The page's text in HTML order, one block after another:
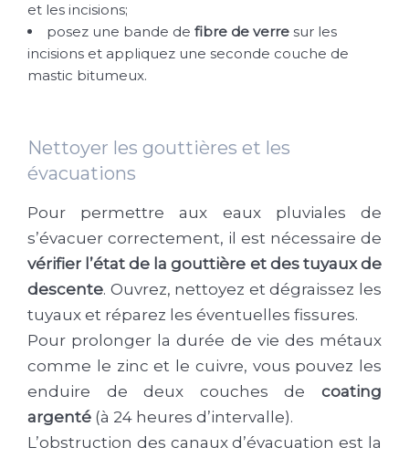
et les incisions;
posez une bande de fibre de verre sur les
incisions et appliquez une seconde couche de
mastic bitumeux.
Nettoyer les gouttières et les
évacuations
Pour permettre aux eaux pluviales de
s’évacuer correctement, il est nécessaire de
vérifier l’état de la gouttière et des tuyaux de
descente. Ouvrez, nettoyez et dégraissez les
tuyaux et réparez les éventuelles fissures.
Pour prolonger la durée de vie des métaux
comme le zinc et le cuivre, vous pouvez les
enduire de deux couches de coating
argenté (à 24 heures d’intervalle).
L’obstruction des canaux d’évacuation est la